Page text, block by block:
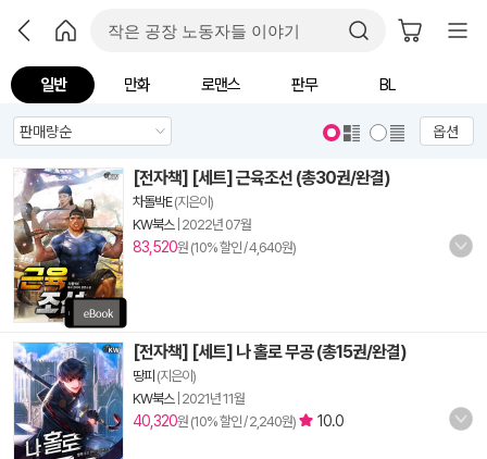
일반 만화 로맨스 판무 BL
옵션
[전자책] [세트] 근육조선 (총30권/완결)
차돌박E(지은이)
KW북스| 2022년 07월
83,520원 (10% 할인 / 4,640원)
[전자책] [세트] 나 홀로 무공 (총15권/완결)
땅피 (지은이)
KW북스| 2021년 11월
40,320원 (10% 할인 / 2,240원) 10.0